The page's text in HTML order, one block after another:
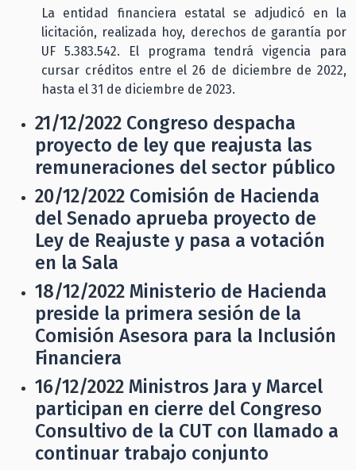
La entidad financiera estatal se adjudicó en la
licitación, realizada hoy, derechos de garantía por
UF 5.383.542. El programa tendrá vigencia para
cursar créditos entre el 26 de diciembre de 2022,
hasta el 31 de diciembre de 2023.
21/12/2022 Congreso despacha
proyecto de ley que reajusta las
remuneraciones del sector público
20/12/2022 Comisión de Hacienda
del Senado aprueba proyecto de
Ley de Reajuste y pasa a votación
en la Sala
18/12/2022 Ministerio de Hacienda
preside la primera sesión de la
Comisión Asesora para la Inclusión
Financiera
16/12/2022 Ministros Jara y Marcel
participan en cierre del Congreso
Consultivo de la CUT con llamado a
continuar trabajo conjunto